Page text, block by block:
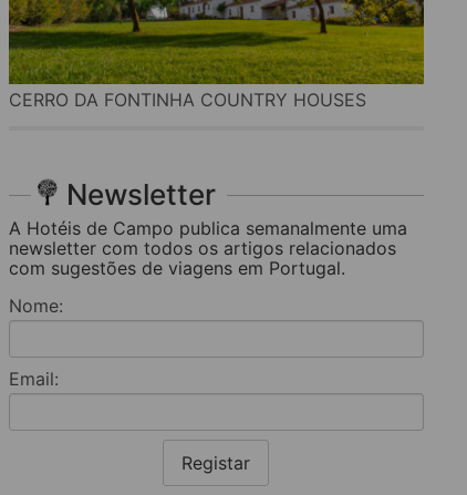
CERRO DA FONTINHA COUNTRY HOUSES
Newsletter
A Hotéis de Campo publica semanalmente uma
newsletter com todos os artigos relacionados
com sugestões de viagens em Portugal.
Nome:
Email:
Registar